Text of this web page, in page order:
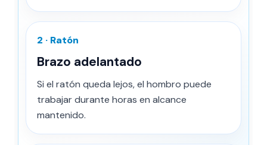
2 · Ratón
Brazo adelantado
Si el ratón queda lejos, el hombro puede
trabajar durante horas en alcance
mantenido.